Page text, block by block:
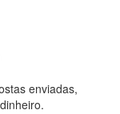
enviadas,